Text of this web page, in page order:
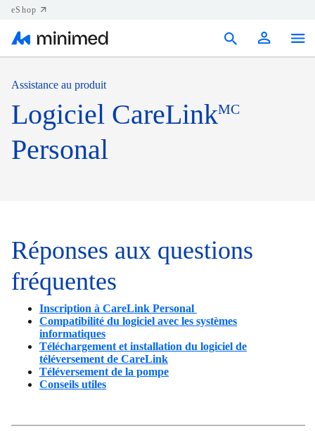
eShop
Soutien
Ressources
Assistance au produit
Logiciel CareLinkMC
Personal
Réponses aux questions
fréquentes
Inscription à CareLink Personal
Compatibilité du logiciel avec les systèmes
informatiques
Téléchargement et installation du logiciel de
téléversement de CareLink
Téléversement de la pompe
Conseils utiles